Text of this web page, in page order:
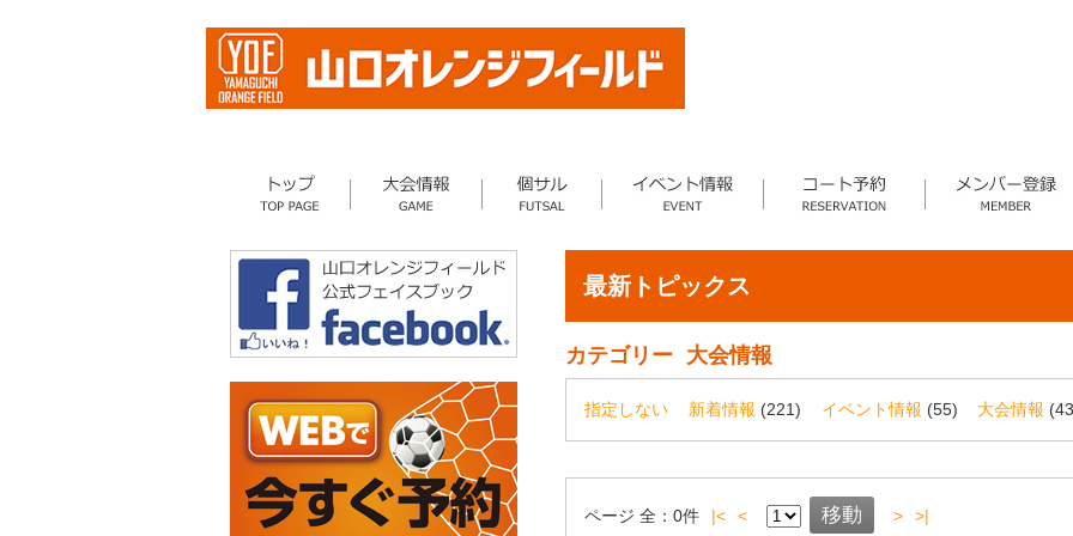
最新トピックス
カテゴリー 大会情報
指定しない 新着情報 (221) イベント情報 (55) 大会情報
ページ 全： 0件 |< < > >|